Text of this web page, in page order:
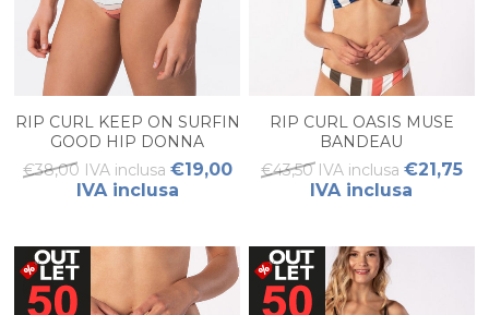
RIP CURL KEEP ON SURFIN
GOOD HIP DONNA
€38,00 IVA inclusa €19,00
IVA inclusa
RIP CURL OASIS MUSE
BANDEAU
€43,50 IVA inclusa €21,75
IVA inclusa